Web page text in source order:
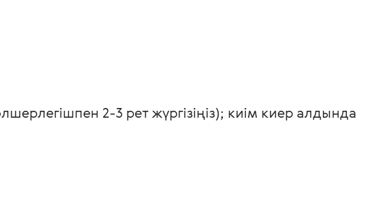
2-3 рет жүргізіңіз); киім киер алдында